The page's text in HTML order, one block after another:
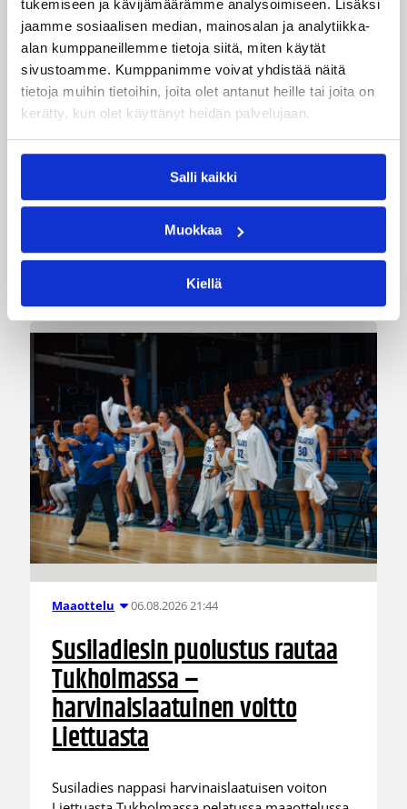
tukemiseen ja kävijämäärämme analysoimiseen. Lisäksi
jaamme sosiaalisen median, mainosalan ja analytiikka-
alan kumppaneillemme tietoja siitä, miten käytät
sivustoamme. Kumppanimme voivat yhdistää näitä
tietoja muihin tietoihin, joita olet antanut heille tai joita on
kerätty, kun olet käyttänyt heidän palvelujaan.
Salli kaikki
Muokkaa
Kiellä
Korisliiga 07.08.2026 09:23
Daniel Dolenc KTP-Basketin
haaviin
Dolenc on rakentanut pitkän ammattilaisuran
Suomen lisäksi Ranskassa, Itävallassa,
Liettuassa, Romaniassa, Bosniassa ja viimeksi
Maaottelu 06.08.2026 21:44
Susiladiesin puolustus rautaa
Tukholmassa –
harvinaislaatuinen voitto
Liettuasta
Susiladies nappasi harvinaislaatuisen voiton